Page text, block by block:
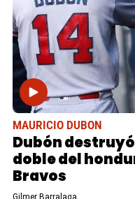
MAURICIO DUBON
Dubón
doble del
Bravos